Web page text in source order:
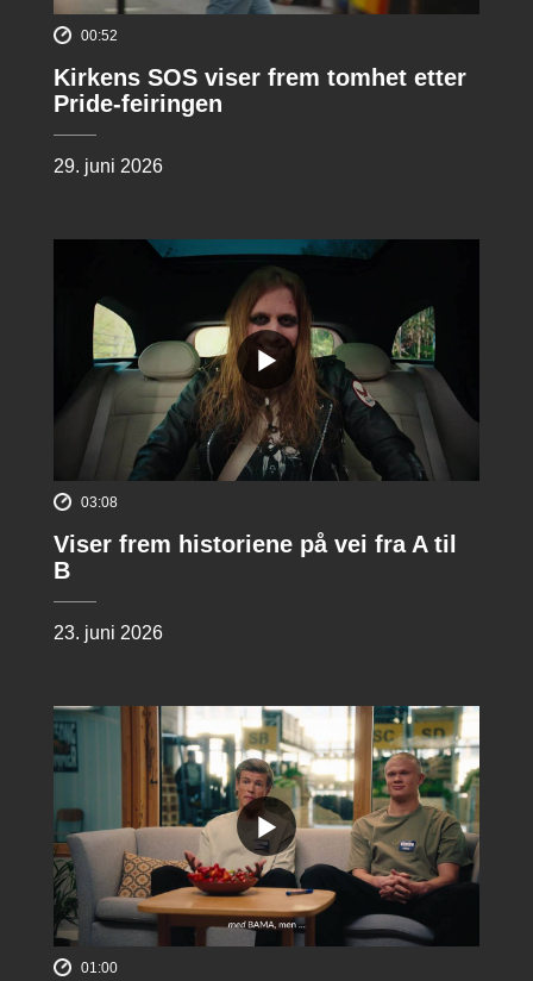
00:52
Kirkens SOS viser frem tomhet etter
Pride-feiringen
29. juni 2026
03:08
Viser frem historiene på vei fra A til
B
23. juni 2026
01:00